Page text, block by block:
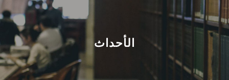
عن الجامعة
القطاعـات
الشئون الأكاديمية
الأحداث